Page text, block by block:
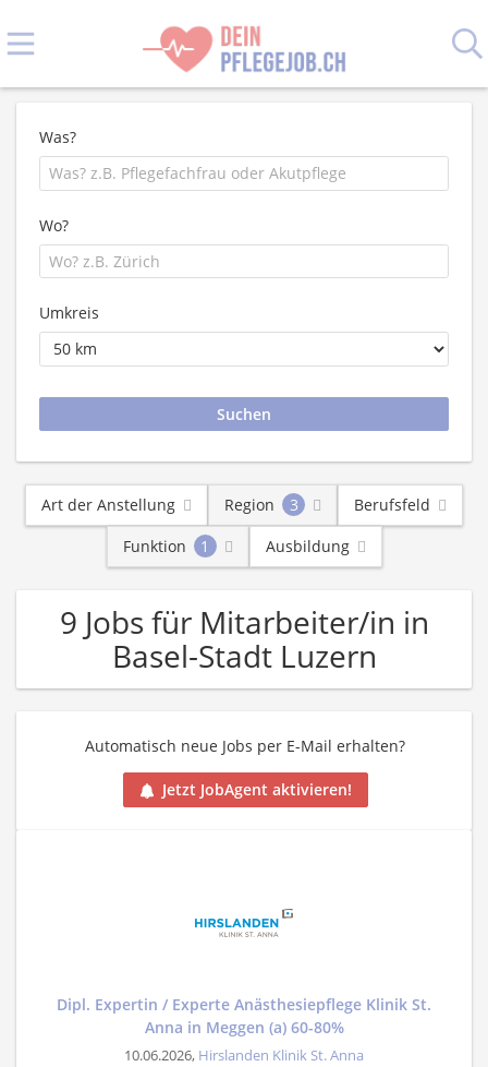
Was?
Wo?
Umkreis
Art der Anstellung Region 3
Berufsfeld
Funktion
1 Ausbildung
9 Jobs für Mitarbeiter/in in
Basel-Stadt Luzern
Automatisch neue Jobs per E-Mail erhalten?
Jetzt JobAgent aktivieren!
Dipl. Expertin / Experte Anästhesiepflege Klinik St.
Anna in Meggen (a) 60-80%
10.06.2026, Hirslanden Klinik St. Anna